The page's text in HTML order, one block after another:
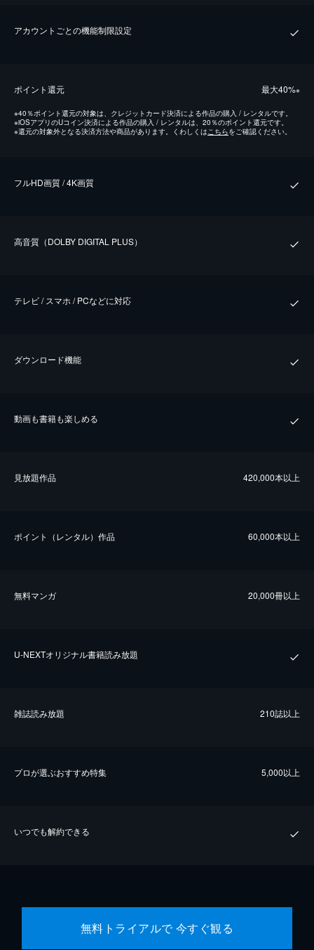
アカウントごとの機能制限設定
ポイント還元 最⼤40%※
※40％ポイント還元の対象は、クレジットカード決済による作品の購入 / レンタルです。
※iOSアプリのUコイン決済による作品の購入 / レンタルは、20％のポイント還元です。
※還元の対象外となる決済方法や商品があります。くわしくはこちらをご確認ください。
フルHD画質 / 4K画質
⾼⾳質（DOLBY DIGITAL PLUS）
テレビ / スマホ / PCなどに対応
ダウンロード機能
動画も書籍も楽しめる
⾒放題作品 420,000本以上
ポイント（レンタル）作品 60,000本以上
無料マンガ 20,000冊以上
U-NEXTオリジナル書籍読み放題
雑誌読み放題 210誌以上
プロが選ぶおすすめ特集 5,000以上
いつでも解約できる
無料トライアルで 今すぐ観る